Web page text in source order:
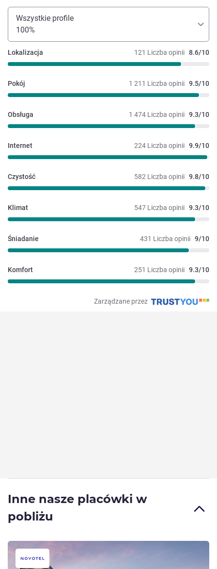
Wszystkie profile
100%
121 Liczba opinii 8.6/10
Lokalizacja
1 211 Liczba opinii 9.5/10
Pokój
1 474 Liczba opinii 9.3/10
Obsługa
224 Liczba opinii 9.9/10
Internet
582 Liczba opinii 9.8/10
Czystość
547 Liczba opinii 9.3/10
Klimat
431 Liczba opinii 9/10
Śniadanie
251 Liczba opinii 9.3/10
Komfort
Zarządzane przez
Inne nasze placówki w
pobliżu